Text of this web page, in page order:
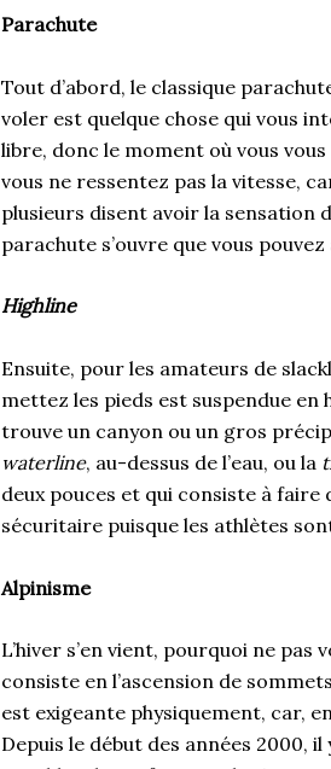
Parachute
Tout d’abord, le classique
voler est quelque chose qui vous
libre, donc le moment où vous
vous ne ressentez pas la vitesse,
plusieurs disent avoir la sensation
parachute s’ouvre que vous
Highline
Ensuite, pour les amateurs de
mettez les pieds est suspendue en
trouve un canyon ou un gros
waterline, au-dessus de l’eau, ou la
deux pouces et qui consiste à
sécuritaire puisque les athlètes
Alpinisme
L’hiver s’en vient, pourquoi ne pas
consiste en l’ascension de
est exigeante physiquement, car,
Depuis le début des années 2000,